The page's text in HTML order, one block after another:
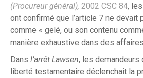
(Procureur général), 2002 CSC 84,
ont confirmé que l’article 7 ne devait
comme « gelé, ou son contenu
manière exhaustive dans des
Dans l’arrêt Lawsen, les demandeurs
liberté testamentaire déclenchait la